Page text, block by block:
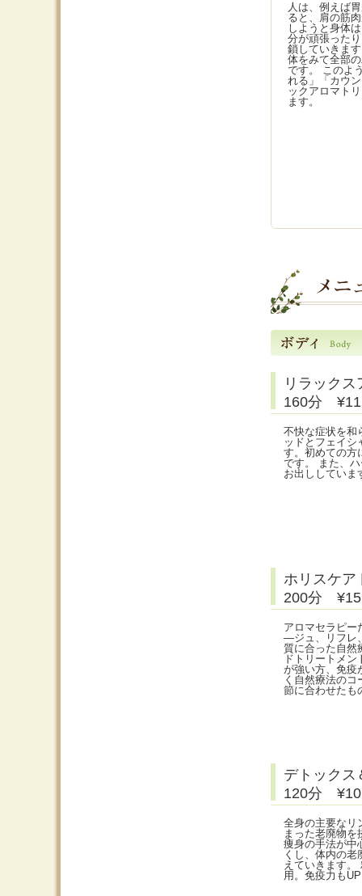
人は、例えば
ると、肩の筋
しようと身体
分が頑張った
鎖していきま
体をみて全部
です。 このよ
れる」「カウ
ックアロマト
ます。
リラック
160分
不快な症状を和
ッドとフェイシ
す。初めての方
です。 また、
お出ししていま
ホリスケア
200分
アロマセラピー
―ジュ、リフレ
質に合った自然
ドトリートメ
が強い方、免疫
く自然療法の
節に合わせたも
デトックス
120分
全身の主要なリ
まった老廃物
痩身の手法が中
くし、体内の
えていきます。
用。免疫力も